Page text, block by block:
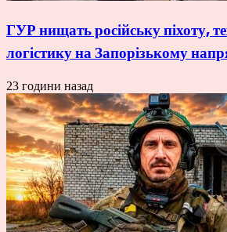
ГУР нищать російську піхоту,
логістику на Запорізькому
23 години назад